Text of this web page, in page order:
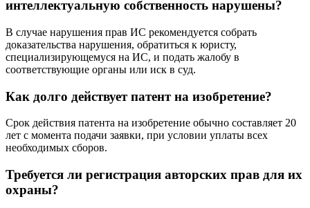
интеллектуальную собственность нарушены?
В случае нарушения прав ИС рекомендуется собрать
доказательства нарушения, обратиться к юристу,
специализирующемуся на ИС, и подать жалобу в
соответствующие органы или иск в суд.
Как долго действует патент на изобретение?
Срок действия патента на изобретение обычно составляет 20
лет с момента подачи заявки, при условии уплаты всех
необходимых сборов.
Требуется ли регистрация авторских прав для их
охраны?